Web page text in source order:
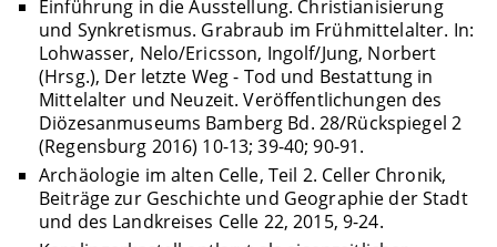
Einführung in die Ausstellung. Christianisierung
und Synkretismus. Grabraub im Frühmittelalter. In:
Lohwasser, Nelo/Ericsson, Ingolf/Jung, Norbert
(Hrsg.), Der letzte Weg - Tod und Bestattung in
Mittelalter und Neuzeit. Veröffentlichungen des
Diözesanmuseums Bamberg Bd. 28/Rückspiegel 2
(Regensburg 2016) 10-13; 39-40; 90-91.
Archäologie im alten Celle, Teil 2. Celler Chronik,
Beiträge zur Geschichte und Geographie der Stadt
und des Landkreises Celle 22, 2015, 9-24.